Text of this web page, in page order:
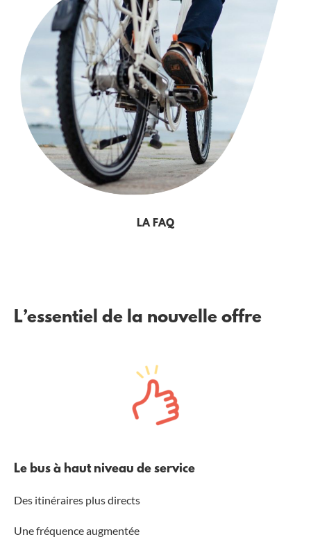
LA FAQ
L’essentiel de la nouvelle offre
Le bus à haut niveau de service
Des itinéraires plus directs
Une fréquence augmentée